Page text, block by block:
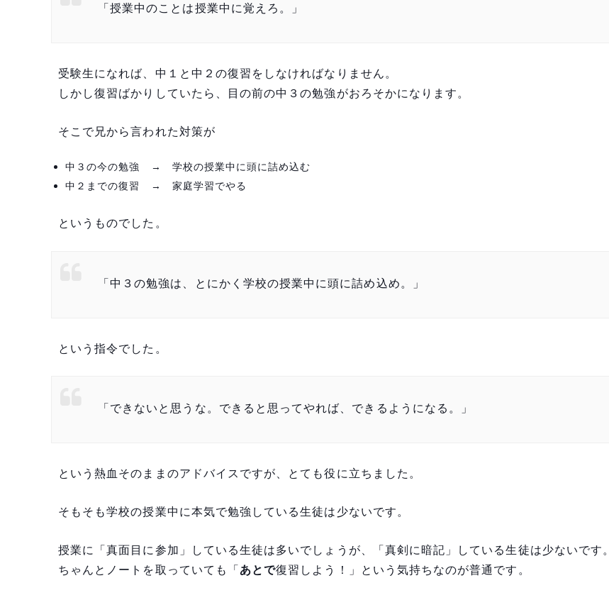
「授業中のことは授業中に覚えろ。」
受験生になれば、中１と中２の復習をしなければなりません。
しかし復習ばかりしていたら、目の前の中３の勉強がおろそかになります。
そこで兄から言われた対策が
中３の今の勉強 → 学校の授業中に頭に詰め込む
中２までの復習 → 家庭学習でやる
というものでした。
「中３の勉強は、とにかく学校の授業中に頭に詰め込め。」
という指令でした。
「できないと思うな。できると思ってやれば、できるようになる。」
という熱血そのままのアドバイスですが、とても役に立ちました。
そもそも学校の授業中に本気で勉強している生徒は少ないです。
授業に「真面目に参加」している生徒は多いでしょうが、「真剣に暗記」している生徒は少ないです。
ちゃんとノートを取っていても「あとで復習しよう！」という気持ちなのが普通です。